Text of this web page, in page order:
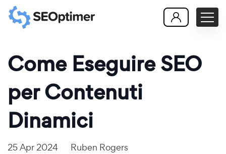
Come Eseguire SEO
per Contenuti
Dinamici
25 Apr 2024
Ruben Rogers